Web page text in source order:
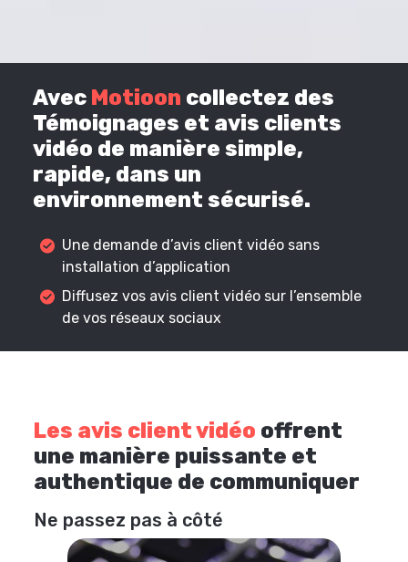
Avec Motioon collectez des
Témoignages et avis clients
vidéo de manière simple,
rapide, dans un
environnement sécurisé.
Une demande d’avis client vidéo sans
installation d’application
Diffusez vos avis client vidéo sur l’ensemble
de vos réseaux sociaux
Les avis client vidéo offrent
une manière puissante et
authentique de communiquer
Ne passez pas à côté